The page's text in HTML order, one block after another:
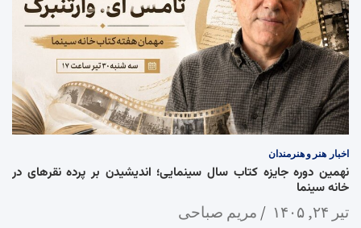
اخبار هنر و هنرمندان
نهمین دوره جایزه کتاب سال سینمایی؛ اندیشیدن بر پرده نقرهای در
خانه سینما
تیر ۲۴, ۱۴۰۵ مریم صباحی